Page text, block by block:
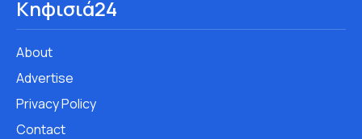
Κηφισιά24
About
Advertise
Privacy Policy
Contact